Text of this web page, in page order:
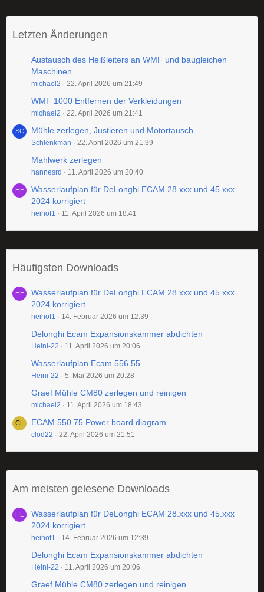
Letzten Änderungen
Austausch des Heißleiters an WMF und baugleichen
Maschinen
michael2 22. April 2026 um 21:49
WMF 1000 Entfernen der Verkleidungen
michael2 22. April 2026 um 21:41
Mühle zerlegen, Justieren und Motortausch
Schlenkman 22. April 2026 um 21:39
Mahlwerk zerlegen
hannesrd 11. April 2026 um 20:40
Wasserlaufplan für DeLonghi ECAM 28.xxx und 45.xxx
2024 korrigiert
heihof1 11. April 2026 um 18:41
Häufigsten Downloads
Wasserlaufplan für DeLonghi ECAM 28.xxx und 45.xxx
2024 korrigiert
heihof1 14. Februar 2026 um 12:39
Delonghi Ecam Expansionskammer abdichten
Heini-22 11. April 2026 um 20:06
Wasserlaufplan Ecam 556.55
Heini-22 5. Mai 2026 um 20:28
Graef Mühle CM80 zerlegen und reinigen
michael2 11. April 2026 um 18:43
ECAM 550.75 Power board diagram
clod22 22. April 2026 um 21:51
Am meisten gelesene Downloads
Wasserlaufplan für DeLonghi ECAM 28.xxx und 45.xxx
2024 korrigiert
heihof1 14. Februar 2026 um 12:39
Delonghi Ecam Expansionskammer abdichten
Heini-22 11. April 2026 um 20:06
Graef Mühle CM80 zerlegen und reinigen